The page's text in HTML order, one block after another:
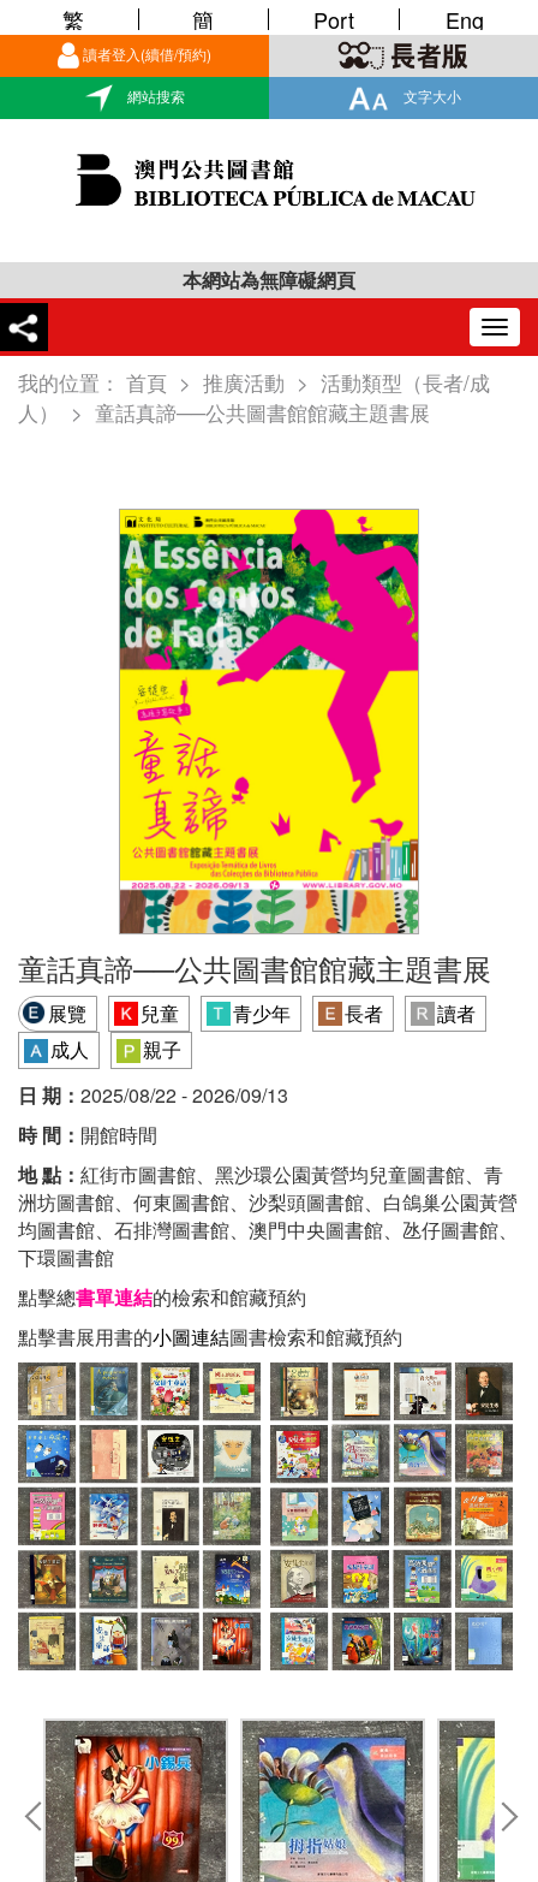
讀者登入(續借/預約)
網站搜索 文字大小
繁 簡 Port Eng
本網站為無障礙網頁
我的位置： 首頁 > 推廣活動 > 活動類型（長者/成
人）
> 童話真諦──公共圖書館館藏主題書展
童話真諦──公共圖書館館藏主題書展
展覽 兒童 青少年 長者
讀者
成人
親子
日 期： 2025/08/22 - 2026/09/13
時 間： 開館時間
地 點： 紅街市圖書館、黑沙環公園黃營均兒童圖書館、青
洲坊圖書館、何東圖書館、沙梨頭圖書館、白鴿巢公園黃營
均圖書館、石排灣圖書館、澳門中央圖書館、氹仔圖書館、
下環圖書館
點擊總書單連結的檢索和館藏預約
點擊書展用書的小圖連結圖書檢索和館藏預約